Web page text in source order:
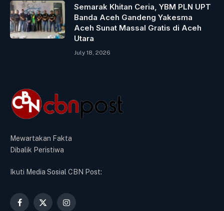
Semarak Khitan Ceria, YBM PLN UPT
Banda Aceh Gandeng Yakesma
Aceh Sunat Massal Gratis di Aceh
Utara
July 18, 2026
Mewartakan Fakta
Dibalik Peristiwa
Ikuti Media Sosial CBN Post:
Facebook
X Instagram